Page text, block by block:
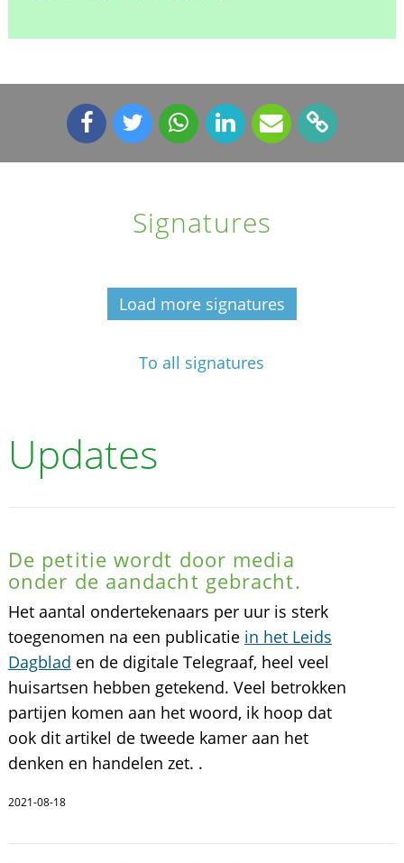
Signatures
Load more signatures
To all signatures
Updates
De petitie wordt door media
onder de aandacht gebracht.
Het aantal ondertekenaars per uur is sterk
toegenomen na een publicatie in het Leids
Dagblad en de digitale Telegraaf, heel veel
huisartsen hebben getekend. Veel betrokken
partijen komen aan het woord, ik hoop dat
ook dit artikel de tweede kamer aan het
denken en handelen zet. .
2021-08-18